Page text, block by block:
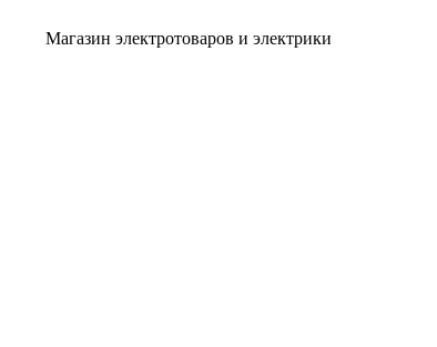
Магазин электротоваров и электрики